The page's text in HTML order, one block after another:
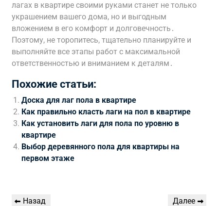
лагах в квартире своими руками станет не только
украшением вашего дома, но и выгодным
вложением в его комфорт и долговечность․
Поэтому, не торопитесь, тщательно планируйте и
выполняйте все этапы работ с максимальной
ответственностью и вниманием к деталям․
Похожие статьи:
Доска для лаг пола в квартире
Как правильно класть лаги на пол в квартире
Как установить лаги для пола по уровню в
квартире
Выбор деревянного пола для квартиры на
первом этаже
Навигация
Предыдущая
Назад
Следующая
Далее